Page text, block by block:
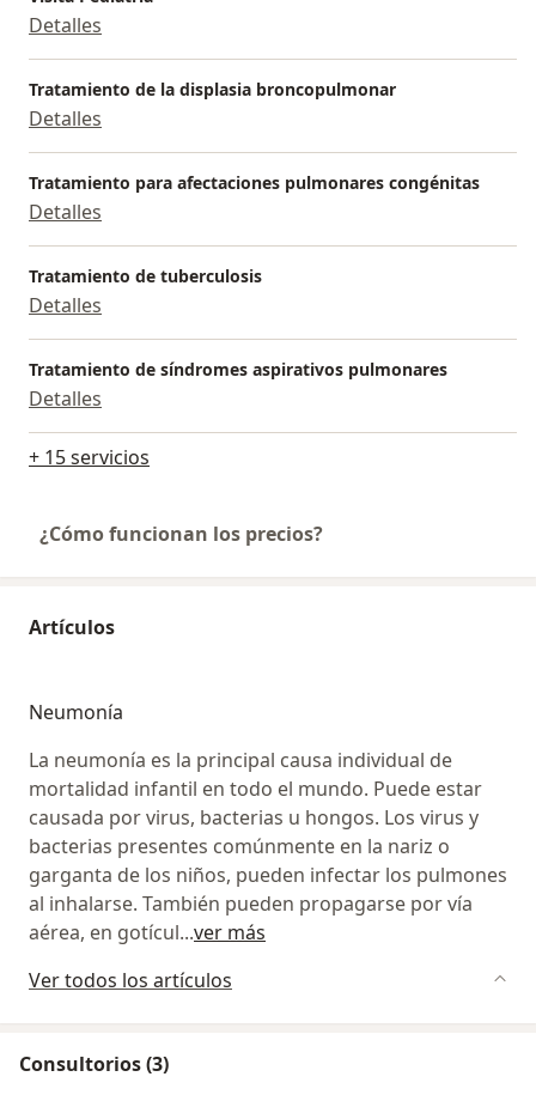
Detalles
Tratamiento de la displasia broncopulmonar
Detalles
Tratamiento para afectaciones pulmonares congénitas
Detalles
Tratamiento de tuberculosis
Detalles
Tratamiento de síndromes aspirativos pulmonares
Detalles
+ 15 servicios
¿Cómo funcionan los precios?
Artículos
Neumonía
La neumonía es la principal causa individual de
mortalidad infantil en todo el mundo. Puede estar
causada por virus, bacterias u hongos. Los virus y
bacterias presentes comúnmente en la nariz o
garganta de los niños, pueden infectar los pulmones
al inhalarse. También pueden propagarse por vía
aérea, en gotícul...ver más
Ver todos los artículos
Consultorios (3)